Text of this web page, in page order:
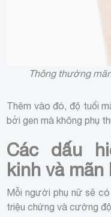
Thông thường
Thêm vào đó, độ tuổi
bởi gen mà không phụ
Các dấu
kinh và mãn
Mỗi người phụ nữ sẽ
triệu chứng và cường